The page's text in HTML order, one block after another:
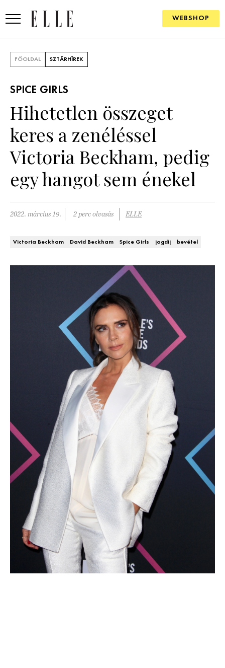
WEBSHOP
SZÉPSÉG
PÁRKAPCSOLAT
DECOR
Hírek
HOROSZKÓP
BEAUTY AWARDS
WEBSHOP
HÍRLEVÉL
FŐOLDAL SZTÁRHÍREK
SPICE GIRLS
Hihetetlen összeget
keres a zenéléssel
Victoria Beckham, pedig
egy hangot sem énekel
2022. március 19. 2 perc olvasás ELLE
Victoria Beckham David Beckham Spice Girls jogdíj bevétel